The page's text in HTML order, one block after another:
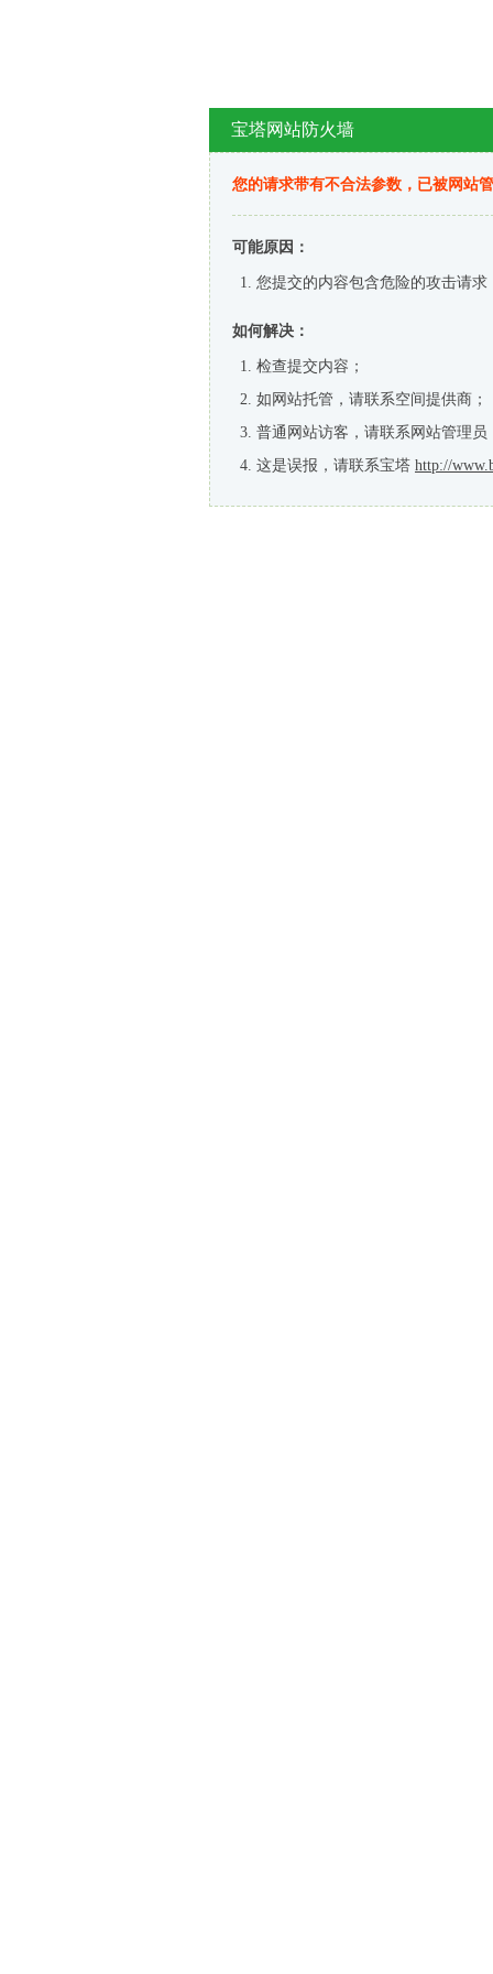
宝塔网站防火墙
您的请求带有不合法参数，已被网站
可能原因：
您提交的内容包含危险的攻击请求
如何解决：
检查提交内容；
如网站托管，请联系空间提供商；
普通网站访客，请联系网站管理员
这是误报，请联系宝塔 http://